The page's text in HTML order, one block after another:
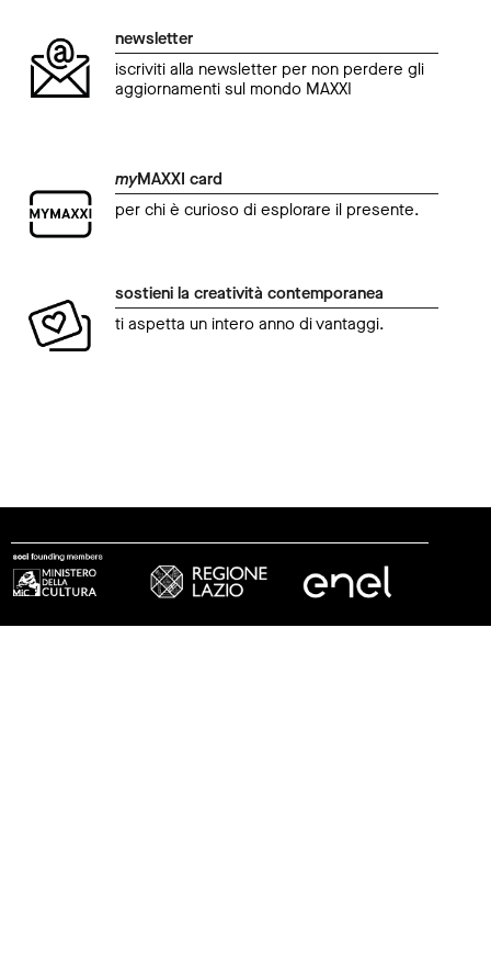
newsletter
iscriviti alla newsletter per non perdere gli
aggiornamenti sul mondo MAXXI
myMAXXI card
per chi è curioso di esplorare il presente.
sostieni la creatività contemporanea
ti aspetta un intero anno di vantaggi.